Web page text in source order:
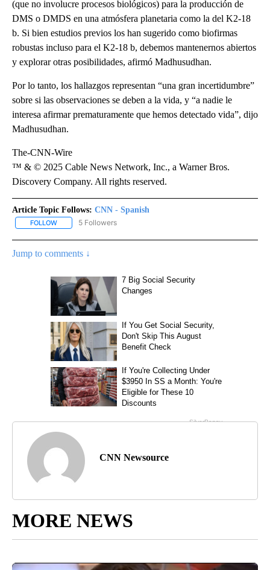
(que no involucre procesos biológicos) para la producción de
DMS o DMDS en una atmósfera planetaria como la del K2-18
b. Si bien estudios previos los han sugerido como biofirmas
robustas incluso para el K2-18 b, debemos mantenernos abiertos
y explorar otras posibilidades, afirmó Madhusudhan.
Por lo tanto, los hallazgos representan “una gran incertidumbre”
sobre si las observaciones se deben a la vida, y “a nadie le
interesa afirmar prematuramente que hemos detectado vida”, dijo
Madhusudhan.
The-CNN-Wire
™ & © 2025 Cable News Network, Inc., a Warner Bros.
Discovery Company. All rights reserved.
Article Topic Follows: CNN - Spanish
FOLLOW FOLLOW "CNN - SPANISH" TO RECEIVE NOTIFICATIONS ABOUT
5 Followers
Jump to comments ↓
CNN Newsource
MORE NEWS